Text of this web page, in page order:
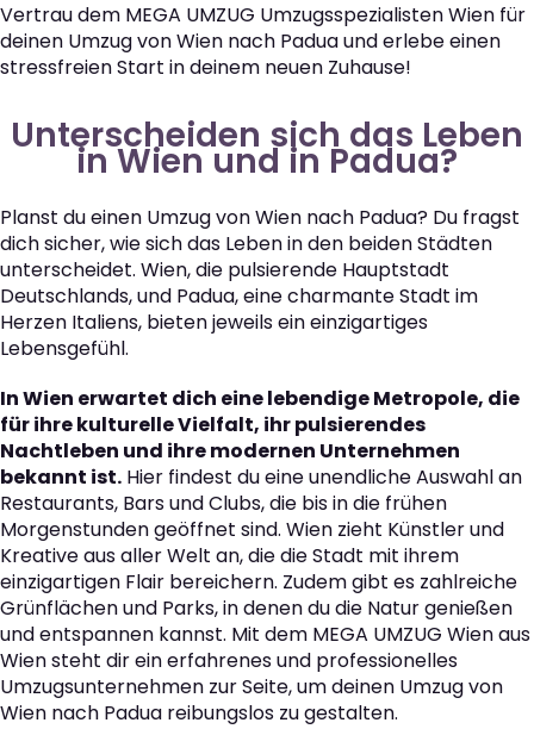
Vertrau dem MEGA UMZUG Umzugsspezialisten Wien für
deinen Umzug von Wien nach Padua und erlebe einen
stressfreien Start in deinem neuen Zuhause!
Unterscheiden sich das Leben
in Wien und in Padua?
Planst du einen Umzug von Wien nach Padua? Du fragst
dich sicher, wie sich das Leben in den beiden Städten
unterscheidet. Wien, die pulsierende Hauptstadt
Deutschlands, und Padua, eine charmante Stadt im
Herzen Italiens, bieten jeweils ein einzigartiges
Lebensgefühl.
In Wien erwartet dich eine lebendige Metropole, die
für ihre kulturelle Vielfalt, ihr pulsierendes
Nachtleben und ihre modernen Unternehmen
bekannt ist. Hier findest du eine unendliche Auswahl an
Restaurants, Bars und Clubs, die bis in die frühen
Morgenstunden geöffnet sind. Wien zieht Künstler und
Kreative aus aller Welt an, die die Stadt mit ihrem
einzigartigen Flair bereichern. Zudem gibt es zahlreiche
Grünflächen und Parks, in denen du die Natur genießen
und entspannen kannst. Mit dem MEGA UMZUG Wien aus
Wien steht dir ein erfahrenes und professionelles
Umzugsunternehmen zur Seite, um deinen Umzug von
Wien nach Padua reibungslos zu gestalten.